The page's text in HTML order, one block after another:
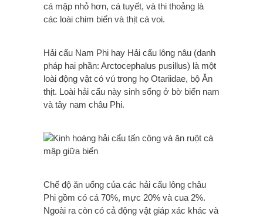
cá mập nhỏ hơn, cá tuyết, và thi thoảng là
các loài chim biển và thịt cá voi.
Hải cẩu Nam Phi hay Hải cẩu lông nâu (danh
pháp hai phần: Arctocephalus pusillus) là một
loài động vật có vú trong họ Otariidae, bộ Ăn
thịt. Loài hải cẩu này sinh sống ở bờ biển nam
và tây nam châu Phi.
Chế độ ăn uống của các hải cẩu lông châu
Phi gồm có cá 70%, mực 20% và cua 2%.
Ngoài ra còn có cả động vật giáp xác khác và